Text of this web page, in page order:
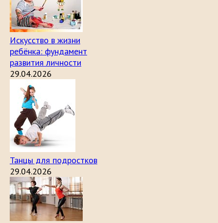
Искусство в жизни
ребёнка: фундамент
развития личности
29.04.2026
Танцы для подростков
29.04.2026